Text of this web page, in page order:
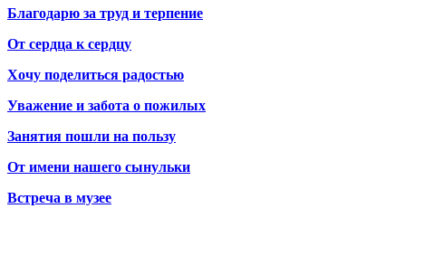
Благодарю за труд и терпение
От сердца к сердцу
Хочу поделиться радостью
Уважение и забота о пожилых
Занятия пошли на пользу
От имени нашего сынульки
Встреча в музее